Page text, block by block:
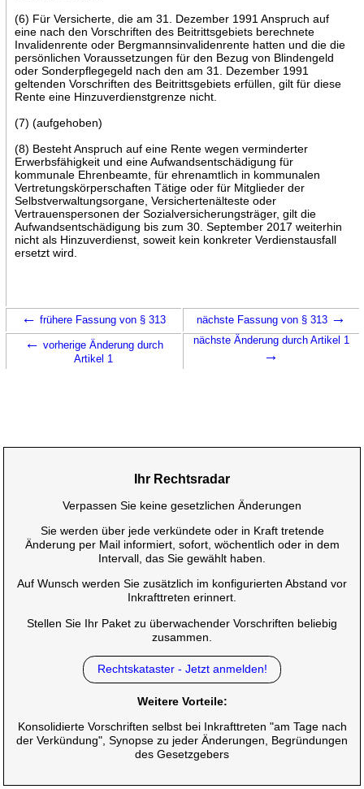
(6) Für Versicherte, die am 31. Dezember 1991 Anspruch auf
eine nach den Vorschriften des Beitrittsgebiets berechnete
Invalidenrente oder Bergmannsinvalidenrente hatten und die die
persönlichen Voraussetzungen für den Bezug von Blindengeld
oder Sonderpflegegeld nach den am 31. Dezember 1991
geltenden Vorschriften des Beitrittsgebiets erfüllen, gilt für diese
Rente eine Hinzuverdienstgrenze nicht.
(7) (aufgehoben)
(8) Besteht Anspruch auf eine Rente wegen verminderter
Erwerbsfähigkeit und eine Aufwandsentschädigung für
kommunale Ehrenbeamte, für ehrenamtlich in kommunalen
Vertretungskörperschaften Tätige oder für Mitglieder der
Selbstverwaltungsorgane, Versichertenälteste oder
Vertrauenspersonen der Sozialversicherungsträger, gilt die
Aufwandsentschädigung bis zum 30. September 2017 weiterhin
nicht als Hinzuverdienst, soweit kein konkreter Verdienstausfall
ersetzt wird.
← frühere Fassung von § 313 nächste Fassung von § 313 →
← vorherige Änderung durch
Artikel 1
nächste Änderung durch Artikel 1
→
Ihr Rechtsradar
Verpassen Sie keine gesetzlichen Änderungen
Sie werden über jede verkündete oder in Kraft tretende
Änderung per Mail informiert, sofort, wöchentlich oder in dem
Intervall, das Sie gewählt haben.
Auf Wunsch werden Sie zusätzlich im konfigurierten Abstand vor
Inkrafttreten erinnert.
Stellen Sie Ihr Paket zu überwachender Vorschriften beliebig
zusammen.
Rechtskataster - Jetzt anmelden!
Weitere Vorteile:
Konsolidierte Vorschriften selbst bei Inkrafttreten "am Tage nach
der Verkündung", Synopse zu jeder Änderungen, Begründungen
des Gesetzgebers